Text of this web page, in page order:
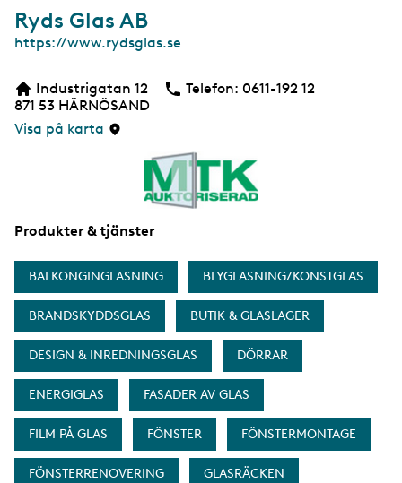
Ryds Glas AB
W
b
s
i
https://www.rydsglas.se
Industrigatan 12
871 53 HÄRNÖSAND
Visa på karta
Telefon: Telefon
0611-192 12
Produkter & tjänster
BALKONGINGLASNING BLYGLASNING/KONSTGLAS
BRANDSKYDDSGLAS BUTIK & GLASLAGER
DESIGN & INREDNINGSGLAS DÖRRAR
ENERGIGLAS FASADER AV GLAS
FILM PÅ GLAS FÖNSTER FÖNSTERMONTAGE
FÖNSTERRENOVERING GLASRÄCKEN